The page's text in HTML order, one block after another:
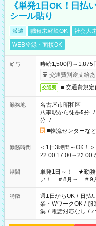
《単発1日OK！日払
シール貼り
派遣 職種未経験OK 社会人
WEB登録・面接OK
給与
時給1,500円～1,875
交通費別途支給あ
交通費 ■ 交通費規
勤務地
名古屋市昭和区
八事駅から徒歩5分 /
分 / …
■物流センターな
勤務時間
＜1日3時間～OK！＞ ▼ 例えば… ▼ 15:00～18:00 15:00～
22:00 17:00～22:00 など こちら以外の時間もお気軽
ださい！
期間
単発1日～！ ★勤務
い！ ＃8月～ ＃9
特徴 週1日からOK / 日払
業・WワークOK / 服
集 / 電話対応なし /